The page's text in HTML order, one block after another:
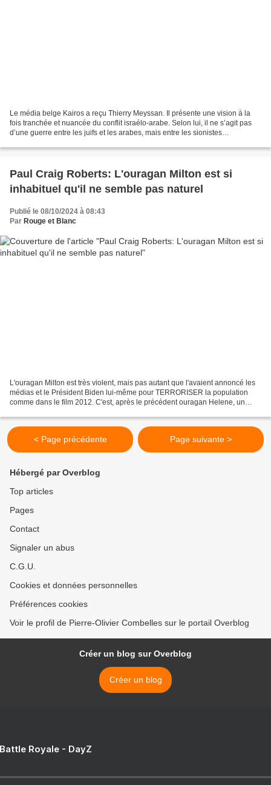
Le média belge Kairos a reçu Thierry Meyssan. Il présente une vision à la
fois tranchée et nuancée du conflit israélo-arabe. Selon lui, il ne s’agit pas
d’une guerre entre les juifs et les arabes, mais entre les sionistes
Paul Craig Roberts: L'ouragan Milton est si
inhabituel qu'il ne semble pas naturel
Publié le 08/10/2024 à 08:43
Par Rouge et Blanc
L'ouragan Milton est très violent, mais pas autant que l'avaient annoncé les
médias et le Président Biden lui-même pour TERRORISER la population
comme dans le film 2012. C'est, après le précédent ouragan Helene, un
< Page précédente Page suivante >
Hébergé par Overblog
Top articles
Pages
Contact
Signaler un abus
C.G.U.
Cookies et données personnelles
Préférences cookies
Voir le profil de Pierre-Olivier Combelles sur le portail Overblog
Créer un blog sur Overblog
Créer un blog
Royale - DayZ